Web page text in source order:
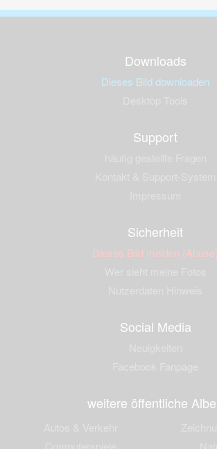
Downloads
Dieses Bild downloaden
Support
Sicherheit
Dieses Bild melden (Abuse)
Social Media
weitere öffentliche